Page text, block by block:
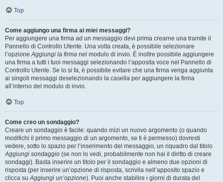
Top
Come aggiungo una firma ai miei messaggi?
Per aggiungere una firma ad un messaggio devi prima crearne una tramite il
Pannello di Controllo Utente. Una volta creata, è possibile selezionare
l’opzioneAggiungi la firma nel modulo di invio. È inoltre possibile aggiungere
una firma a tutti i tuoi messaggi selezionando l’apposita voce nel Pannello di
Controllo Utente. Se lo si fa, è possibile evitare che una firma venga aggiunta
ai singoli messaggi deselezionando la casella per aggiungere la firma
all’interno del modulo di invio.
Top
Come creo un sondaggio?
Creare un sondaggio è facile: quando inizi un nuovo argomento (o quando
modifichi il primo messaggio di un argomento, se ti è permesso) dovresti
vedere, sotto lo spazio per l’inserimento del messaggio, un riquadro dal titolo
Aggiungi sondaggio (se non lo vedi, probabilmente non hai il diritto di creare
sondaggi). Basta inserire un titolo per il sondaggio e almeno due opzioni di
risposta (per inserire un’opzione di risposta, scrivila nell’apposito spazio e
clicca suAggiungi un’opzione). Puoi anche stabilire i giorni di durata del